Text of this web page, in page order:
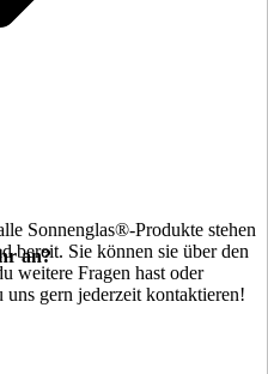
Sonnenglas®-Produkte stehen
bereit. Sie können sie über den
weitere Fragen hast oder
gern jederzeit kontaktieren!
an?